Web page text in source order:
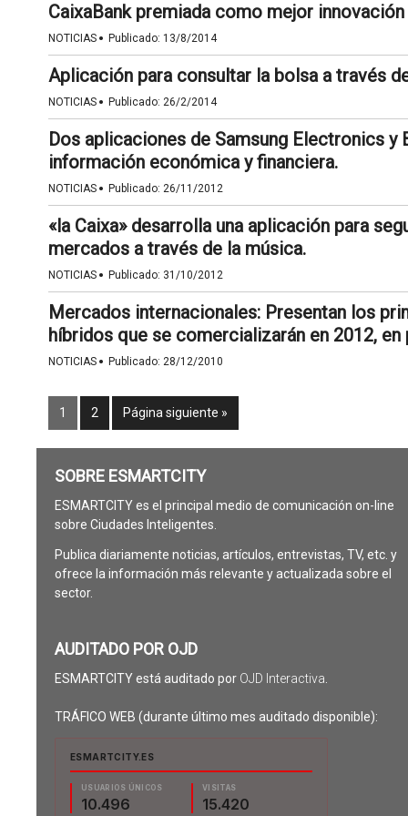
CaixaBank premiada como mejor
NOTICIAS · Publicado: 13/8/2014
Aplicación para consultar la bolsa a través
NOTICIAS · Publicado: 26/2/2014
Dos aplicaciones de Samsung Electronics
información económica y financiera.
NOTICIAS · Publicado: 26/11/2012
«la Caixa» desarrolla una aplicación para
mercados a través de la música.
NOTICIAS · Publicado: 31/10/2012
Mercados internacionales: Presentan los
híbridos que se comercializarán en 2012,
NOTICIAS · Publicado: 28/12/2010
1 2 Página siguiente »
SOBRE ESMARTCITY
ESMARTCITY es el principal medio de comunicación on-line
sobre Ciudades Inteligentes.
Publica diariamente noticias, artículos, entrevistas, TV, etc. y
ofrece la información más relevante y actualizada sobre el
sector.
AUDITADO POR OJD
ESMARTCITY está auditado por OJD Interactiva
TRÁFICO WEB (durante último mes auditado disponible):